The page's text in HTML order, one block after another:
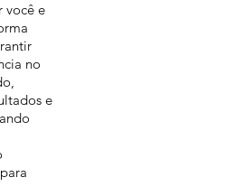
você e
no
e